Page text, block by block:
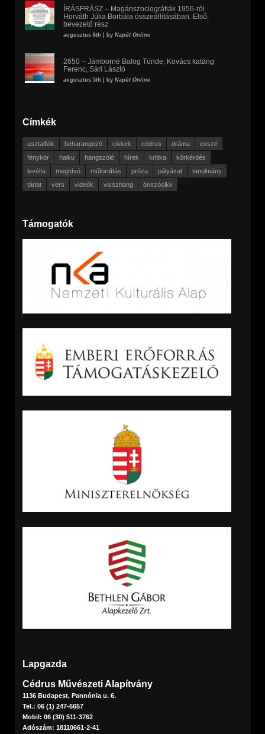
ÍRÁSFRÁSZ – Magánszociográfiák 1956-ról
Horváth Júlia Borbála összeállításában. Első,
bevezető rész
augusztus 6th | by Napút Online
2650 – Jámborné Balog Tünde, Kovács katáng
Ferenc, Sári László
augusztus 5th | by Napút Online
Címkék
asztalfiók beharangozó cikkek cédrus dráma
esszé
fénykör
haiku hangszóló hírek kritika
körkérdés
levélfa
meghívó műfordítás próza pályázat
tanulmány
tárlat
vers videók visszhang önszócikk
Támogatók
Lapgazda
Cédrus Művészeti Alapítvány
1136 Budapest, Pannónia u. 6.
Tel.: 06 (1) 247-6657
Mobil: 06 (30) 511-3762
Adószám: 18110661-2-41